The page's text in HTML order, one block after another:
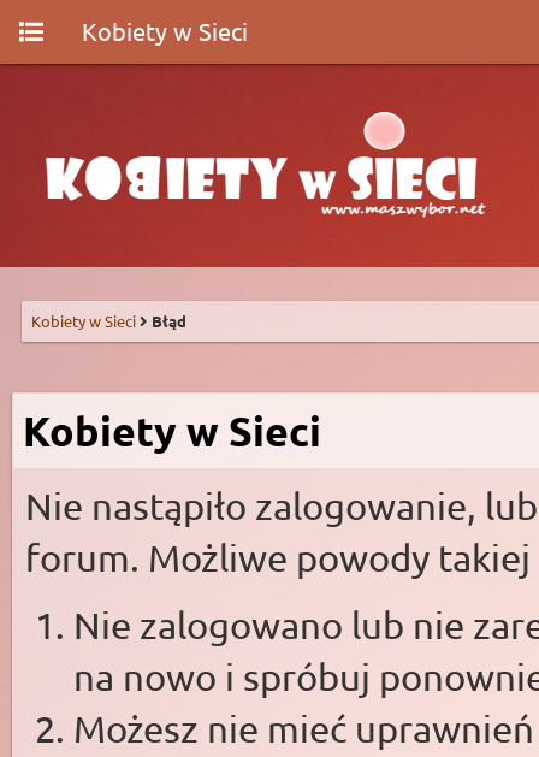
Kobiety w Sieci
Kobiety w Sieci Błąd
Kobiety w Sieci
Nie nastąpiło zalogowanie,
forum. Możliwe powody takiej
Nie zalogowano lub nie
na nowo i spróbuj
Możesz nie mieć